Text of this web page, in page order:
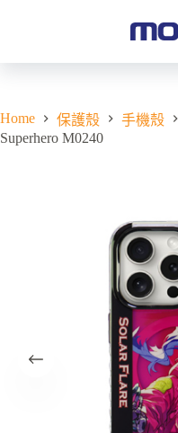
Home 保護殼 手機殼
Superhero M0240